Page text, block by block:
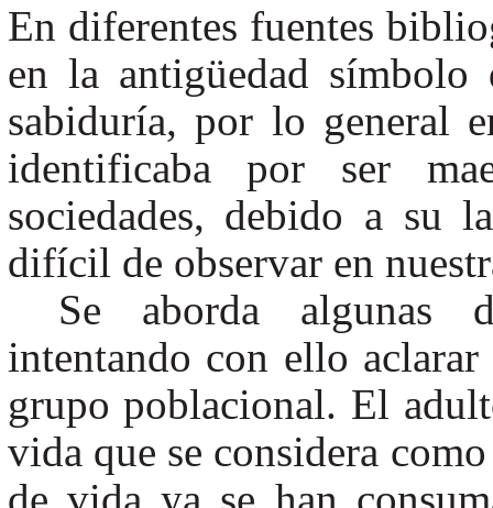
En diferentes fuentes
en la antigüedad
sabiduría, por lo general
identificaba por ser
sociedades, debido a su
difícil de observar en
Se aborda algunas
intentando con ello
grupo poblacional. El
vida que se considera
de vida ya se han